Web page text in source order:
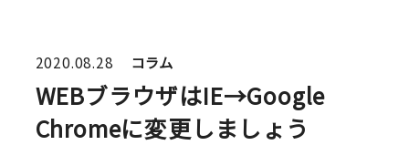
2020.08.28 コラム
WEBブラウザはIE→Google
Chromeに変更しましょう